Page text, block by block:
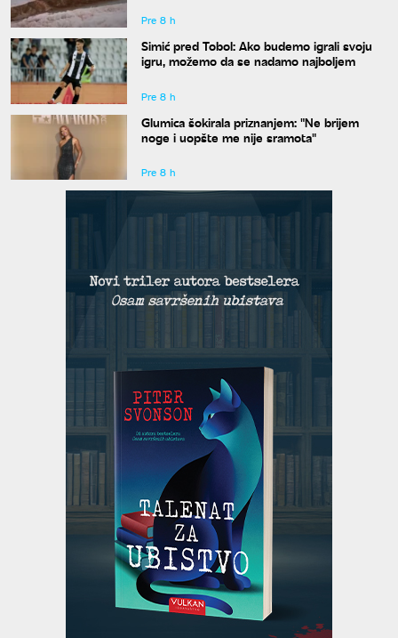
Pre 8 h
Simić pred Tobol: Ako budemo igrali svoju
igru, možemo da se nadamo najboljem
Pre 8 h
Glumica šokirala priznanjem: "Ne brijem
noge i uopšte me nije sramota"
Pre 8 h